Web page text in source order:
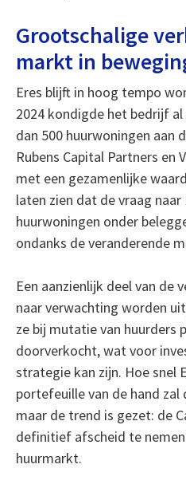
Grootschalige
markt in
Eres blijft in hoog tempo
2024 kondigde het bedrijf
dan 500 huurwoningen aan
Rubens Capital Partners en
met een gezamenlijke
laten zien dat de vraag naar
huurwoningen onder
ondanks de veranderende
Een aanzienlijk deel van de
naar verwachting worden
ze bij mutatie van huurders
doorverkocht, wat voor
strategie kan zijn. Hoe snel
portefeuille van de hand
maar de trend is gezet: de
definitief afscheid te
huurmarkt.